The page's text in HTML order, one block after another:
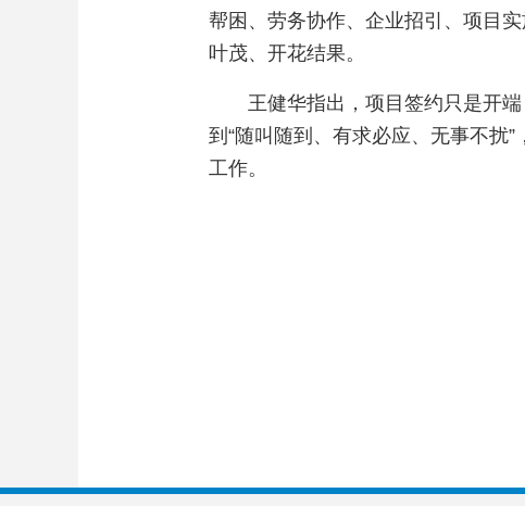
帮困、劳务协作、企业招引、项目
叶茂、开花结果。
王健华指出，项目签约只是开
到“随叫随到、有求必应、无事不扰
工作。